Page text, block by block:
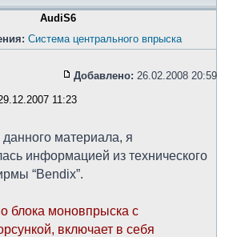
AudiS6
Система центрального впрыска
Добавлено: 26.02.2008 20:59
11:23
данного материала, я
информацией из технического
“Bendix”.
блока моновпрыска с
включает в себя